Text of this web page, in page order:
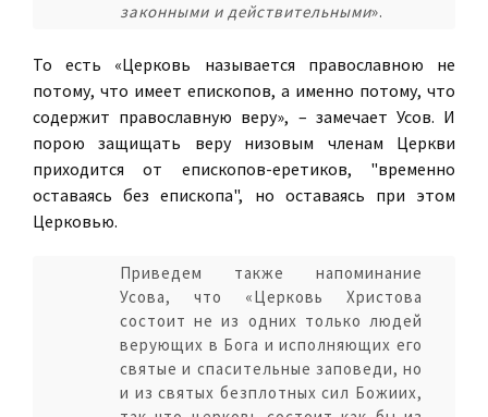
законными и действительными».
То есть «Церковь называется православною не
потому, что имеет епископов, а именно потому, что
содержит православную веру», – замечает Усов. И
порою защищать веру низовым членам Церкви
приходится от епископов-еретиков, "временно
оставаясь без епископа", но оставаясь при этом
Церковью.
Приведем также напоминание
Усова, что «Церковь Христова
состоит не из одних только людей
верующих в Бога и исполняющих его
святые и спасительные заповеди, но
и из святых безплотных сил Божиих,